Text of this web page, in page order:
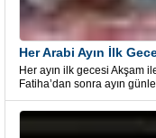
Her ayın ilk gecesi Akşam
Fatiha’dan sonra ayın